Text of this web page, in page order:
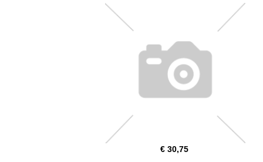
€ 30,75